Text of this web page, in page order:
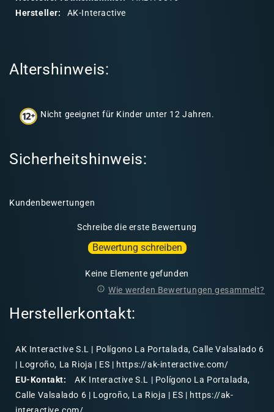
n
Hersteller:
AK-Interactive
Altershinweis:
Nicht geeignet für Kinder unter 12 Jahren.
Sicherheitshinweis:
Kundenbewertungen
Schreibe die erste Bewertung
Bewertung schreiben
Keine Elemente gefunden
Wie werden Bewertungen gesammelt?
Herstellerkontakt:
AK Interactive S.L | Polígono La Portalada, Calle Valsalado 6
| Logroño, La Rioja | ES | https://ak-interactive.com/
EU-Kontakt:
AK Interactive S.L | Polígono La Portalada,
Calle Valsalado 6 | Logroño, La Rioja | ES | https://ak-